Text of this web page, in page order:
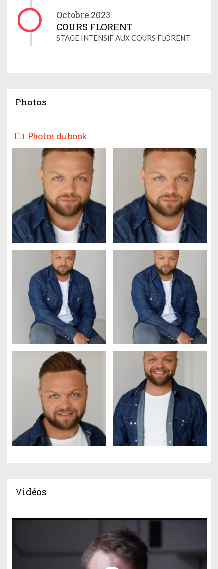
Octobre 2023
COURS FLORENT
STAGE INTENSIF AUX COURS FLORENT
Photos
Photos du book
Vidéos